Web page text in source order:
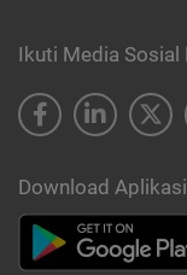
Ikuti Media Sosial
Download